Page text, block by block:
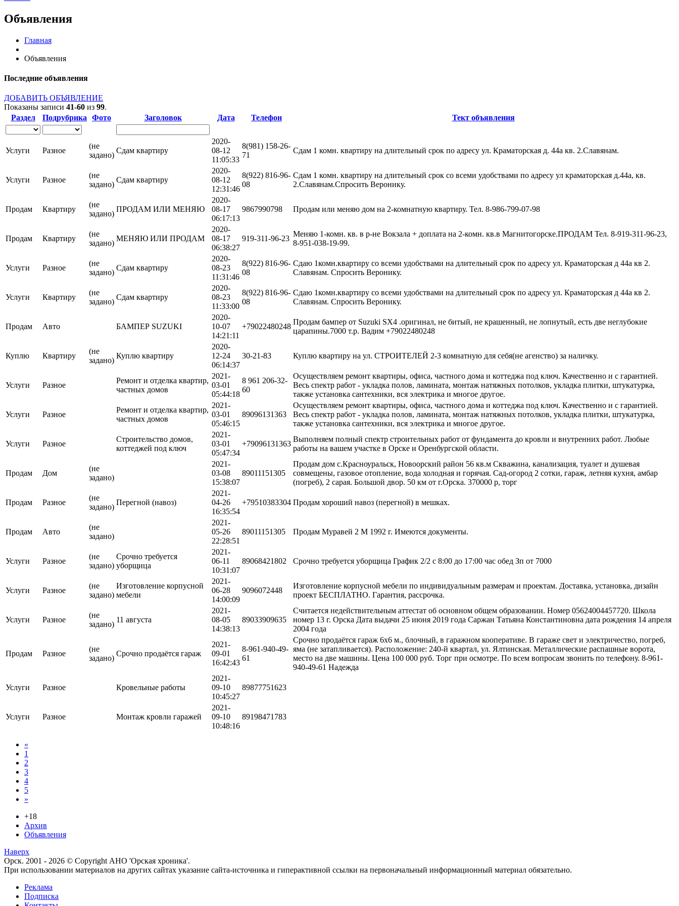
Объявления
Главная
Объявления
Последние объявления
ДОБАВИТЬ ОБЪЯВЛЕНИЕ
Показаны записи 41-60 из 99.
Раздел
Подрубрика Фото Заголовок Дата Телефон Тект объявления
Услуги Разное
(не
задано)
Сдам квартиру
2020-
08-12
11:05:33
8(981) 158-26-
71
Сдам 1 комн. квартиру на длительный срок по адресу ул. Краматорская д. 44а кв. 2.Славянам.
Услуги Разное
(не
задано)
Сдам квартиру
2020-
08-12
12:31:46
8(922) 816-96-
08
Сдам 1 комн. квартиру на длительный срок со всеми удобствами по адресу ул краматорская д.44а, кв.
2.Славянам.Спросить Веронику.
Продам Квартиру
(не
задано)
ПРОДАМ ИЛИ МЕНЯЮ
2020-
08-17
06:17:13
9867990798 Продам или меняю дом на 2-комнатную квартиру. Тел. 8-986-799-07-98
Продам Квартиру
(не
задано)
МЕНЯЮ ИЛИ ПРОДАМ
2020-
08-17
06:38:27
919-311-96-23
Меняю 1-комн. кв. в р-не Вокзала + доплата на 2-комн. кв.в Магнитогорске.ПРОДАМ Тел. 8-919-311-96-23,
8-951-038-19-99.
Услуги Разное
(не
задано)
Сдам квартиру
2020-
08-23
11:31:46
8(922) 816-96-
08
Сдаю 1комн.квартиру со всеми удобствами на длительный срок по адресу ул. Краматорская д 44а кв 2.
Славянам. Спросить Веронику.
Услуги Квартиру
(не
задано)
Сдам квартиру
2020-
08-23
11:33:00
8(922) 816-96-
08
Сдаю 1комн.квартиру со всеми удобствами на длительный срок по адресу ул. Краматорская д 44а кв 2.
Славянам. Спросить Веронику.
Продам Авто БАМПЕР SUZUKI
2020-
10-07
14:21:11
+79022480248
Продам бампер от Suzuki SX4 .оригинал, не битый, не крашенный, не лопнутый, есть две неглубокие
царапины.7000 т.р. Вадим +79022480248
Куплю Квартиру
(не
задано)
Куплю квартиру
2020-
12-24
06:14:37
30-21-83 Куплю квартиру на ул. СТРОИТЕЛЕЙ 2-3 комнатную для себя(не агенство) за наличку.
Услуги Разное
Ремонт и отделка квартир,
частных домов
2021-
03-01
05:44:18
8 961 206-32-
60
Осуществляем ремонт квартиры, офиса, частного дома и коттеджа под ключ. Качественно и с гарантией.
Весь спектр работ - укладка полов, ламината, монтаж натяжных потолков, укладка плитки, штукатурка,
также установка сантехники, вся электрика и многое другое.
Услуги Разное
Ремонт и отделка квартир,
частных домов
2021-
03-01
05:46:15
89096131363
Осуществляем ремонт квартиры, офиса, частного дома и коттеджа под ключ. Качественно и с гарантией.
Весь спектр работ - укладка полов, ламината, монтаж натяжных потолков, укладка плитки, штукатурка,
также установка сантехники, вся электрика и многое другое.
Услуги Разное
Строительство домов,
коттеджей под ключ
2021-
03-01
05:47:34
+79096131363
Выполняем полный спектр строительных работ от фундамента до кровли и внутренних работ. Любые
работы на вашем участке в Орске и Оренбургской области.
Продам Дом
(не
задано)
2021-
03-08
15:38:07
89011151305
Продам дом с.Красноуральск, Новоорский район 56 кв.м Скважина, канализация, туалет и душевая
совмещены, газовое отопление, вода холодная и горячая. Сад-огород 2 сотки, гараж, летняя кухня, амбар
(погреб), 2 сарая. Большой двор. 50 км от г.Орска. 370000 р, торг
Продам Разное
(не
задано)
Перегной (навоз)
2021-
04-26
16:35:54
+79510383304 Продам хороший навоз (перегной) в мешках.
Продам Авто
(не
задано)
2021-
05-26
22:28:51
89011151305 Продам Муравей 2 М 1992 г. Имеются документы.
Услуги Разное
(не
задано)
Срочно требуется
уборщица
2021-
06-11
10:31:07
89068421802 Срочно требуется уборщица График 2/2 с 8:00 до 17:00 час обед Зп от 7000
Услуги Разное
(не
задано)
Изготовление корпусной
мебели
2021-
06-28
14:00:09
9096072448
Изготовление корпусной мебели по индивидуальным размерам и проектам. Доставка, установка, дизайн
проект БЕСПЛАТНО. Гарантия, рассрочка.
Услуги Разное
(не
задано)
11 августа
2021-
08-05
14:38:13
89033909635
Считается недействительным аттестат об основном общем образовании. Номер 05624004457720. Школа
номер 13 г. Орска Дата выдачи 25 июня 2019 года Саржан Татьяна Константиновна дата рождения 14 апреля
2004 года
Продам Разное
(не
задано)
Срочно продаётся гараж
2021-
09-01
16:42:43
8-961-940-49-
61
Срочно продаётся гараж 6х6 м., блочный, в гаражном кооперативе. В гараже свет и электричество, погреб,
яма (не затапливается). Расположение: 240-й квартал, ул. Ялтинская. Металлические распашные ворота,
место на две машины. Цена 100 000 руб. Торг при осмотре. По всем вопросам звонить по телефону. 8-961-
940-49-61 Надежда
Услуги Разное Кровельные работы
2021-
09-10
10:45:27
89877751623
Услуги Разное Монтаж кровли гаражей
2021-
09-10
10:48:16
89198471783
«
1
2
3
4
5
»
+18
Архив
Объявления
Наверх
Орск. 2001 - 2026 © Copyright АНО 'Орская хроника'.
При использовании материалов на других сайтах указание сайта-источника и гиперактивной ссылки на первоначальный информационный материал обязательно.
Реклама
Подписка